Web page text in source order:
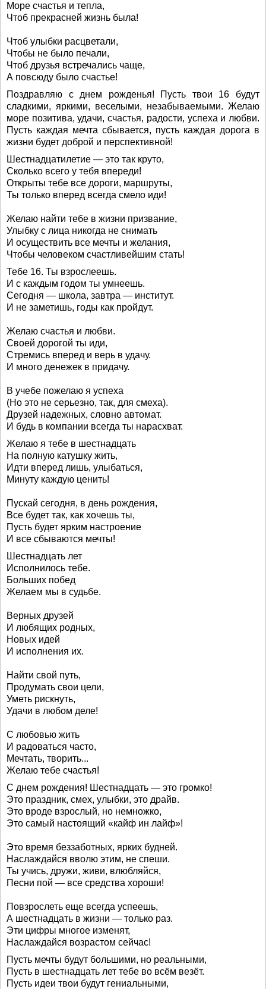
Море счастья и тепла,
Чтоб прекрасней жизнь была!
Чтоб улыбки расцветали,
Чтобы не было печали,
Чтоб друзья встречались чаще,
А повсюду было счастье!
Поздравляю с днем рожденья! Пусть твои 16 будут
сладкими, яркими, веселыми, незабываемыми. Желаю
море позитива, удачи, счастья, радости, успеха и любви.
Пусть каждая мечта сбывается, пусть каждая дорога в
жизни будет доброй и перспективной!
Шестнадцатилетие — это так круто,
Сколько всего у тебя впереди!
Открыты тебе все дороги, маршруты,
Ты только вперед всегда смело иди!
Желаю найти тебе в жизни призвание,
Улыбку с лица никогда не снимать
И осуществить все мечты и желания,
Чтобы человеком счастливейшим стать!
Тебе 16. Ты взрослеешь.
И с каждым годом ты умнеешь.
Сегодня — школа, завтра — институт.
И не заметишь, годы как пройдут.
Желаю счастья и любви.
Своей дорогой ты иди,
Стремись вперед и верь в удачу.
И много денежек в придачу.
В учебе пожелаю я успеха
(Но это не серьезно, так, для смеха).
Друзей надежных, словно автомат.
И будь в компании всегда ты нарасхват.
Желаю я тебе в шестнадцать
На полную катушку жить,
Идти вперед лишь, улыбаться,
Минуту каждую ценить!
Пускай сегодня, в день рождения,
Все будет так, как хочешь ты,
Пусть будет ярким настроение
И все сбываются мечты!
Шестнадцать лет
Исполнилось тебе.
Больших побед
Желаем мы в судьбе.
Верных друзей
И любящих родных,
Новых идей
И исполнения их.
Найти свой путь,
Продумать свои цели,
Уметь рискнуть,
Удачи в любом деле!
С любовью жить
И радоваться часто,
Мечтать, творить...
Желаю тебе счастья!
С днем рождения! Шестнадцать — это громко!
Это праздник, смех, улыбки, это драйв.
Это вроде взрослый, но немножко,
Это самый настоящий «кайф ин лайф»!
Это время беззаботных, ярких будней.
Наслаждайся вволю этим, не спеши.
Ты учись, дружи, живи, влюбляйся,
Песни пой — все средства хороши!
Повзрослеть еще всегда успеешь,
А шестнадцать в жизни — только раз.
Эти цифры многое изменят,
Наслаждайся возрастом сейчас!
Пусть мечты будут большими, но реальными,
Пусть в шестнадцать лет тебе во всём везёт.
Пусть идеи твои будут гениальными,